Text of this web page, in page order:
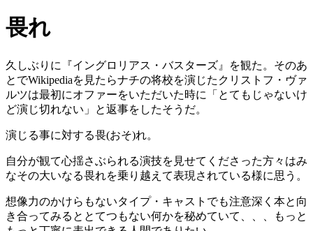
畏れ
久しぶりに『イングロリアス・バスターズ』を観た。そのあ
とでWikipediaを見たらナチの将校を演じたクリストフ・ヴァ
ルツは最初にオファーをいただいた時に「とてもじゃないけ
ど演じ切れない」と返事をしたそうだ。
演じる事に対する畏(おそ)れ。
自分が観て心揺さぶられる演技を見せてくださった方々はみ
なその大いなる畏れを乗り越えて表現されている様に思う。
想像力のかけらもないタイプ・キャストでも注意深く本と向
き合ってみるととてつもない何かを秘めていて、、、もっと